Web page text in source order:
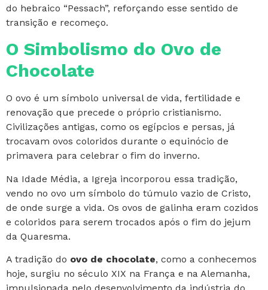
do hebraico “Pessach”, reforçando esse sentido de
transição e recomeço.
O Simbolismo do Ovo de
Chocolate
O ovo é um símbolo universal de vida, fertilidade e
renovação que precede o próprio cristianismo.
Civilizações antigas, como os egípcios e persas, já
trocavam ovos coloridos durante o equinócio de
primavera para celebrar o fim do inverno.
Na Idade Média, a Igreja incorporou essa tradição,
vendo no ovo um símbolo do túmulo vazio de Cristo,
de onde surge a vida. Os ovos de galinha eram cozidos
e coloridos para serem trocados após o fim do jejum
da Quaresma.
A tradição do ovo de chocolate, como a conhecemos
hoje, surgiu no século XIX na França e na Alemanha,